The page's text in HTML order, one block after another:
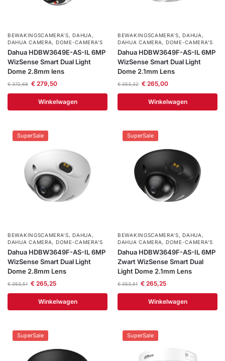
Alarmsystemen
Camera's
&
Intercom
Branddetectie
Inbraakbeveiliging
Merken
Help &
service
Account Contact Help
BEWAKINGSCAMERA'S,DAHUA ,
DAHUA CAMERA, DOME-CAMERA’S
Dahua HDBW3649E-AS-IL 6MP
WizSense Smart Dual Light
Dome 2.8mm lens
€372,68 €279,50
Winkelwagen
BEWAKINGSCAMERA'S,DAHUA ,
DAHUA CAMERA, DOME-CAMERA’S
Dahua HDBW3649F-AS-IL 6MP
WizSense Smart Dual Light
Dome 2.1mm Lens
€353,32 €265,00
Winkelwagen
SuperSale
BEWAKINGSCAMERA'S,DAHUA ,
DAHUA CAMERA, DOME-CAMERA’S
Dahua HDBW3649F-AS-IL 6MP
WizSense Smart Dual Light
Dome 2.8mm Lens
€353,51 €265,25
Winkelwagen
SuperSale
BEWAKINGSCAMERA'S,DAHUA ,
DAHUA CAMERA, DOME-CAMERA’S
Dahua HDBW3649F-AS-IL 6MP
Zwart WizSense Smart Dual
Light Dome 2.1mm Lens
€353,51 €265,25
Winkelwagen
SuperSale SuperSale